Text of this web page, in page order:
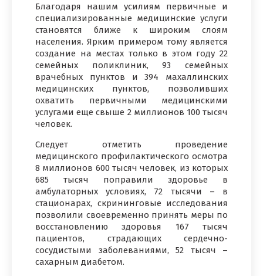
Благодаря нашим усилиям первичные и
специализированные медицинские услуги
становятся ближе к широким слоям
населения. Ярким примером тому является
создание на местах только в этом году 22
семейных поликлиник, 93 семейных
врачебных пунктов и 394 махаллинских
медицинских пунктов, позволивших
охватить первичными медицинскими
услугами еще свыше 2 миллионов 100 тысяч
человек.
Следует отметить проведение
медицинского профилактического осмотра
8 миллионов 600 тысяч человек, из которых
685 тысяч поправили здоровье в
амбулаторных условиях, 72 тысячи – в
стационарах, скрининговые исследования
позволили своевременно принять меры по
восстановлению здоровья 167 тысяч
пациентов, страдающих сердечно-
сосудистыми заболеваниями, 52 тысяч –
сахарным диабетом.